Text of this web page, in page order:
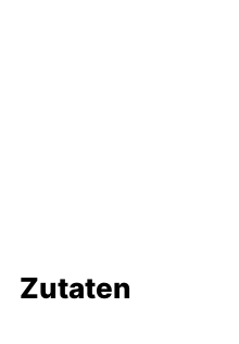
Zutaten